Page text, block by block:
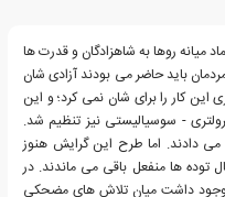
میانه روها به شاهزادگان و قدرت ها
باید حاضر می بودند آزادی شان
کار را برای شان نمی کرد؛ و این
- سوسیالیستی نیز تنظیم شد.
می دادند. اما طرح این گرایش هنوز
توده ها منفعل باقی می ماندند. در
وجود داشت میان تلاش های مضحکی